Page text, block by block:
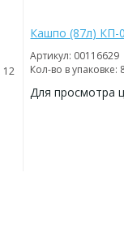
12
Кашпо (87л) КП-
Артикул: 00116629
Кол-во в упаковке:
Для просмотра